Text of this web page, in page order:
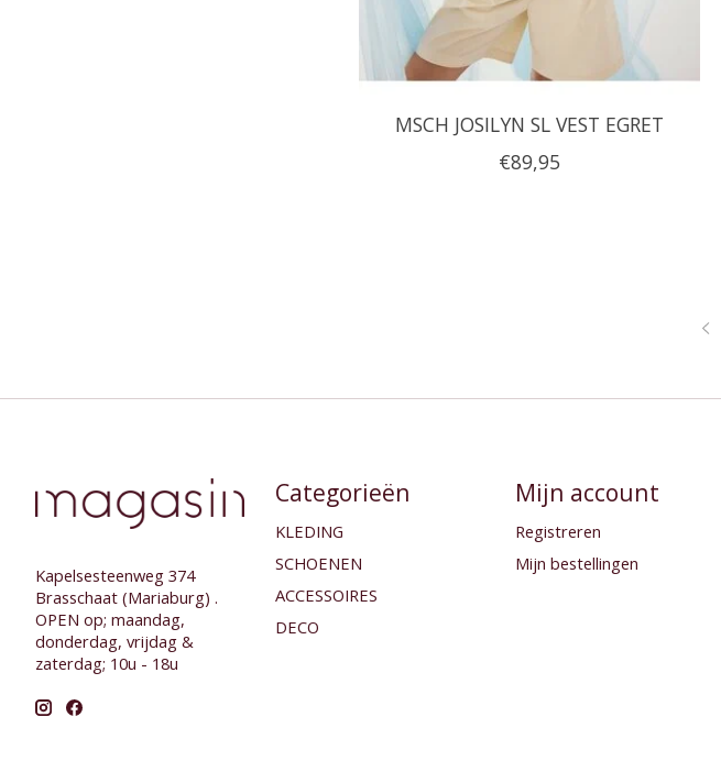
MSCH JOSILYN SL VEST EGRET
€89,95
Kapelsesteenweg 374
Brasschaat (Mariaburg) .
OPEN op; maandag,
donderdag, vrijdag &
zaterdag; 10u - 18u
Categorieën
KLEDING
SCHOENEN
ACCESSOIRES
DECO
Mijn account
Registreren
Mijn bestellingen